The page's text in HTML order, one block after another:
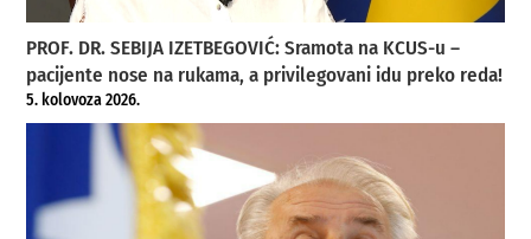
PROF. DR. SEBIJA IZETBEGOVIĆ: Sramota na KCUS-u –
pacijente nose na rukama, a privilegovani idu preko reda!
5. kolovoza 2026.